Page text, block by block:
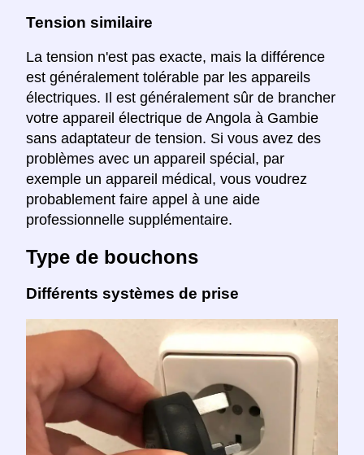
Tension similaire
La tension n'est pas exacte, mais la différence
est généralement tolérable par les appareils
électriques. Il est généralement sûr de brancher
votre appareil électrique de Angola à Gambie
sans adaptateur de tension. Si vous avez des
problèmes avec un appareil spécial, par
exemple un appareil médical, vous voudrez
probablement faire appel à une aide
professionnelle supplémentaire.
Type de bouchons
Différents systèmes de prise